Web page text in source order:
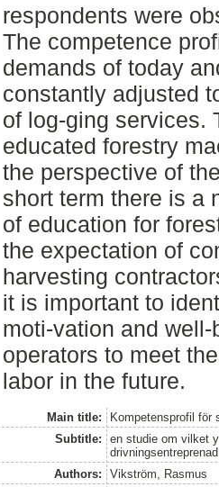
respondents were
The competence
demands of today
constantly adjusted
of log-ging services.
educated forestry
the perspective of
short term there is a
of education for
the expectation of
harvesting
it is important to
moti-vation and
operators to meet
labor in the future.
Main title:
Kompetensprofil för
Subtitle:
en studie om vilket
Authors:
Vikström, Rasmus